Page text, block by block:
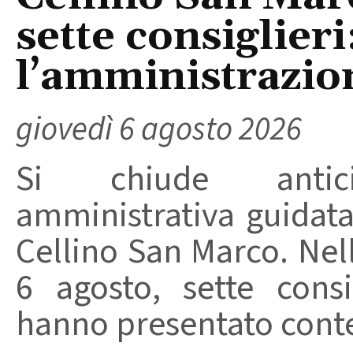
sette
giovedì 6 agosto 2026
Si chiude
amministrativa
Cellino San Marco.
6 agosto, sette
hanno presentato